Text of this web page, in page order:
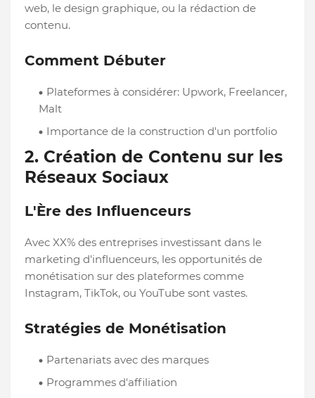
web, le design graphique, ou la rédaction de
contenu.
Comment Débuter
Plateformes à considérer: Upwork, Freelancer,
Malt
Importance de la construction d'un portfolio
2. Création de Contenu sur les
Réseaux Sociaux
L'Ère des Influenceurs
Avec XX% des entreprises investissant dans le
marketing d'influenceurs, les opportunités de
monétisation sur des plateformes comme
Instagram, TikTok, ou YouTube sont vastes.
Stratégies de Monétisation
Partenariats avec des marques
Programmes d'affiliation